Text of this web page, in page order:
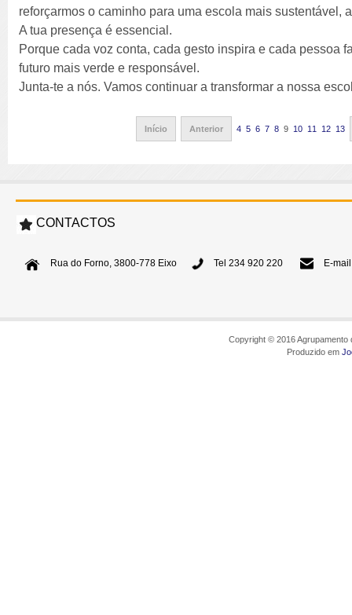
reforçarmos o caminho para uma escola mais sustentável,
A tua presença é essencial.
Porque cada voz conta, cada gesto inspira e cada pessoa
futuro mais verde e responsável.
Junta-te a nós. Vamos continuar a transformar a nossa
Início Anterior 4 5 6 7 8 9 10 11 12 13
CONTACTOS
Rua do Forno, 3800-778 Eixo Tel 234 920 220 E-
Copyright © 2016
Produzido em